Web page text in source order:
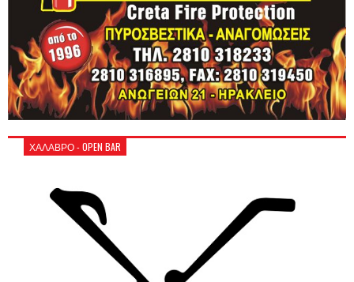
ΧΑΛΑΒΡΟ - OPEN BAR